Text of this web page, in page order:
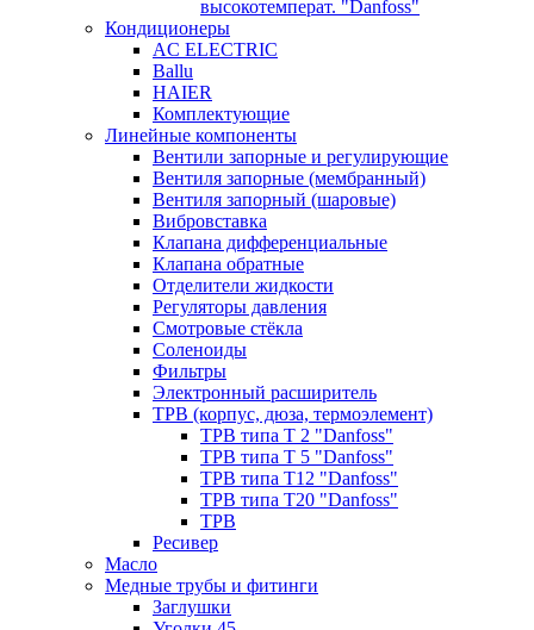
высокотемперат. "Danfoss"
Кондиционеры
AC ELECTRIC
Ballu
HAIER
Комплектующие
Линейные компоненты
Вентили запорные и регулирующие
Вентиля запорные (мембранный)
Вентиля запорный (шаровые)
Вибровставка
Клапана дифференциальные
Клапана обратные
Отделители жидкости
Регуляторы давления
Смотровые стёкла
Соленоиды
Фильтры
Электронный расширитель
ТРВ (корпус, дюза, термоэлемент)
ТРВ типа Т 2 "Danfoss"
ТРВ типа Т 5 "Danfoss"
ТРВ типа Т12 "Danfoss"
ТРВ типа Т20 "Danfoss"
ТРВ
Ресивер
Масло
Медные трубы и фитинги
Заглушки